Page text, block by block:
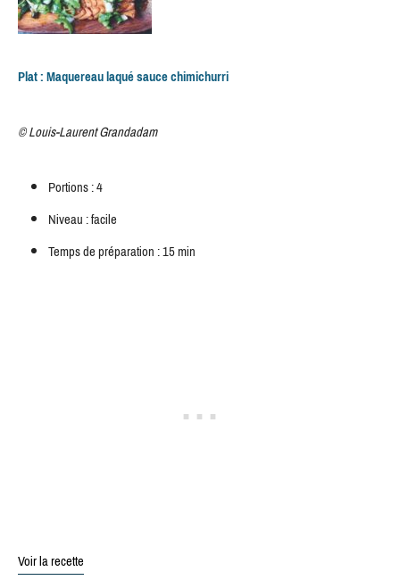
Plat : Maquereau laqué sauce chimichurri
© Louis-Laurent Grandadam
Portions : 4
Niveau : facile
Temps de préparation : 15 min
Voir la recette